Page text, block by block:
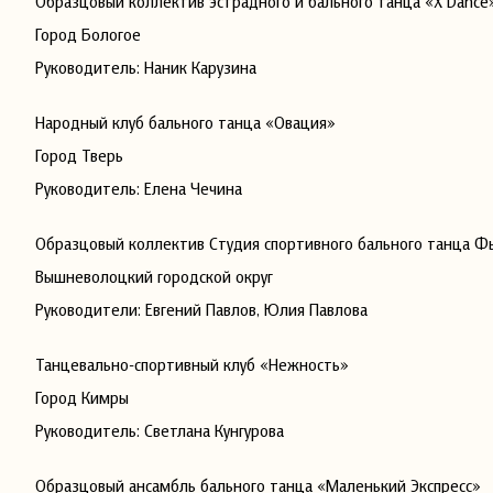
Город Бологое
Руководитель: Наник Карузина
Народный клуб бального танца «Овация»
Город Тверь
Руководитель: Елена Чечина
Образцовый коллектив Студия спортивного бального танца
Вышневолоцкий городской округ
Руководители: Евгений Павлов, Юлия Павлова
Танцевально-спортивный клуб «Нежность»
Город Кимры
Руководитель: Светлана Кунгурова
Образцовый ансамбль бального танца «Маленький Экспресс»